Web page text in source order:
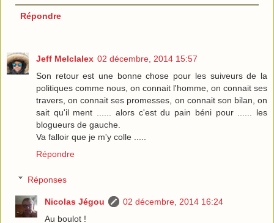
Répondre
Jeff Melclalex 02 décembre, 2014 15:57
Son retour est une bonne chose pour les suiveurs de la
politiques comme nous, on connait l'homme, on connait ses
travers, on connait ses promesses, on connait son bilan, on
sait qu'il ment ...... alors c'est du pain béni pour ...... les
blogueurs de gauche.
Va falloir que je m'y colle .....
Répondre
Réponses
Nicolas Jégou
02 décembre, 2014 16:24
Au boulot !